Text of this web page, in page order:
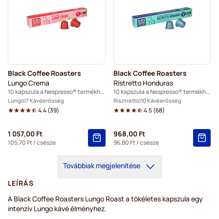
Black Coffee Roasters
Lungo Crema
10 kapszula a Nespresso® termékhez
Lungo 7 Kávéerősség
4.4(39)
1 057,00 Ft
105,70 Ft/ csésze
Black Coffee Roasters
Ristretto Honduras
10 kapszula a Nespresso® termékhez
Risztrettó 10 Kávéerősség
4.5(68)
968,00 Ft
96,80 Ft/ csésze
Továbbiak megjelenítése
LEÍRÁS
A Black Coffee Roasters Lungo Roast a tökéletes kapszula egy
intenzív Lungo kávé élményhez.